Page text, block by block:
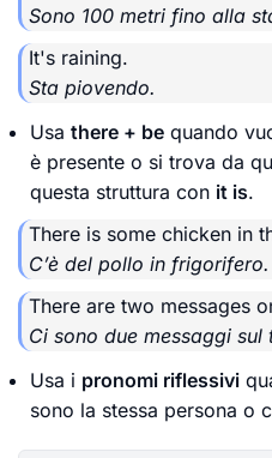
Sono 100 metri fino alla
It's raining.
Sta piovendo.
Usa there + be quando
è presente o si trova da
questa struttura con it is.
There is some chicken in
C’è del pollo in frigorifero.
There are two messages
Ci sono due messaggi sul
Usa i pronomi riflessivi
sono la stessa persona o